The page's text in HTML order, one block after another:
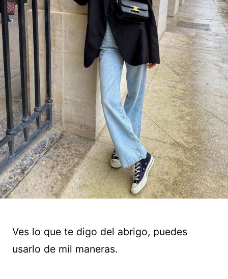
Ves lo que te digo del abrigo, puedes
usarlo de mil maneras.